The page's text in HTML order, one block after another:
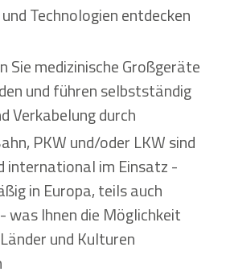
Technologien entdecken
Sie medizinische Großgeräte
und führen selbstständig
Verkabelung durch
PKW und/oder LKW sind
international im Einsatz -
in Europa, teils auch
was Ihnen die Möglichkeit
und Kulturen